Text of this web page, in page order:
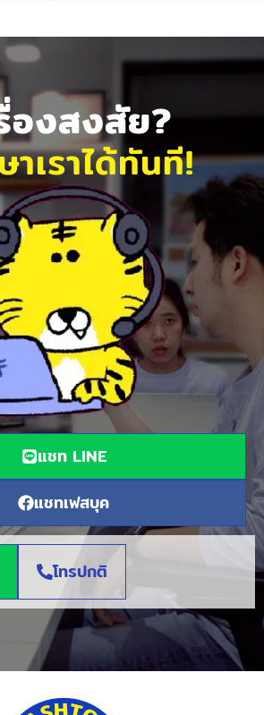
องสงสัย?
เราได้ทันที!
แชท LINE
แชทเฟสบุค
โทรปกติ